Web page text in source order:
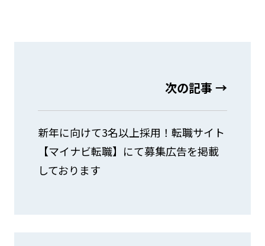
次の記事 →
新年に向けて3名以上採用！転職サイト
【マイナビ転職】にて募集広告を掲載
しております